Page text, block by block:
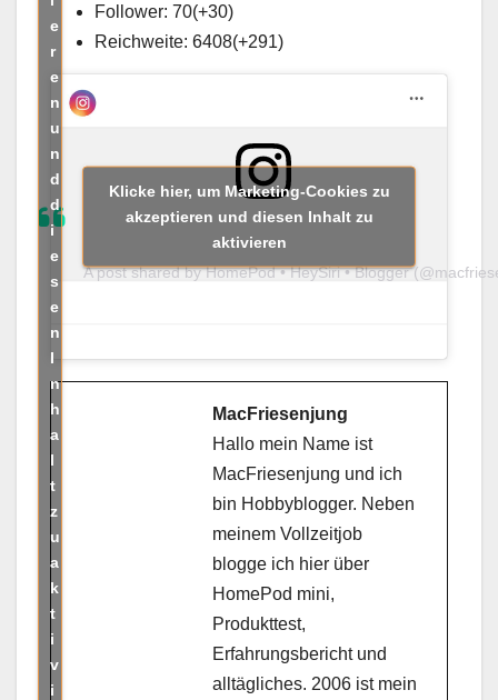
e
r
e
n
u
n
d
d
i
e
s
e
n
I
n
h
a
l
t
z
u
a
k
t
i
v
i
Follower: 70(+30)
Reichweite: 6408(+291)
A post shared by HomePod • HeySiri • Blogger
Klicke hier, um Marketing-Cookies zu
akzeptieren und diesen Inhalt zu
aktivieren
MacFriesenjung
Hallo mein Name ist
MacFriesenjung und ich
bin Hobbyblogger. Neben
meinem Vollzeitjob
blogge ich hier über
HomePod mini,
Produkttest,
Erfahrungsbericht und
alltägliches. 2006 ist mein